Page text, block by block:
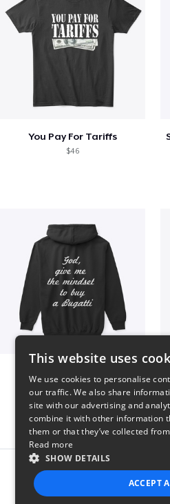
You Pay For Tariffs
$46
$51
Report
This website uses
We use cookies to personalise
our traffic. We also share
site with our advertising and
combine it with other information
them or that they’ve collected
Read more
SHOW DETAILS
ACCEPT